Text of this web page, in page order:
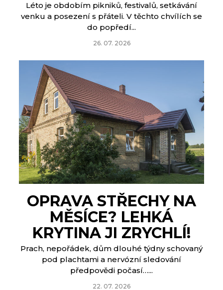
Léto je obdobím pikniků, festivalů, setkávání
venku a posezení s přáteli. V těchto chvílích se
do popředí...
26. 07. 2026
OPRAVA STŘECHY NA
MĚSÍCE? LEHKÁ
KRYTINA JI ZRYCHLÍ!
Prach, nepořádek, dům dlouhé týdny schovaný
pod plachtami a nervózní sledování
předpovědi počasí…...
22. 07. 2026